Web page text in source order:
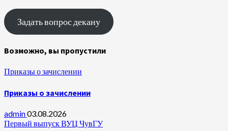
Задать вопрос декану
Возможно, вы пропустили
Приказы о зачислении
Приказы о зачислении
admin03.08.2026
Первый выпуск ВУЦ ЧувГУ